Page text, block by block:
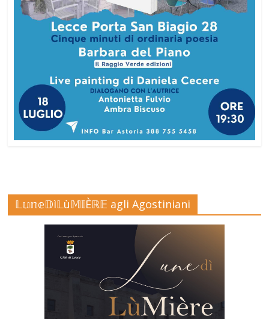
𝕃𝕦𝕟𝕖𝔻ì𝕃ù𝕄𝕀Èℝ𝔼 agli Agostiniani